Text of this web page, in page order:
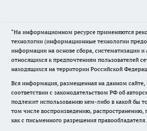
"На информационном ресурсе применяются
технологии (информационные технологии
информации на основе сбора, систематизации и
относящихся к предпочтениям пользователей
находящихся на территории Российской
Вся информация, размещенная на данном сайте,
соответствии с законодательством РФ об
подлежит использованию кем-либо в какой бы
том числе воспроизведению, распространению,
как с письменного разрешения правообладателя.